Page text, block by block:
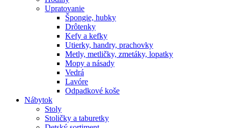
Upratovanie
Špongie, hubky
Drôtenky
Kefy a kefky
Utierky, handry, prachovky
Metly, metličky, zmetáky, lopatky
Mopy a násady
Vedrá
Lavóre
Odpadkové koše
Nábytok
Stoly
Stoličky a taburetky